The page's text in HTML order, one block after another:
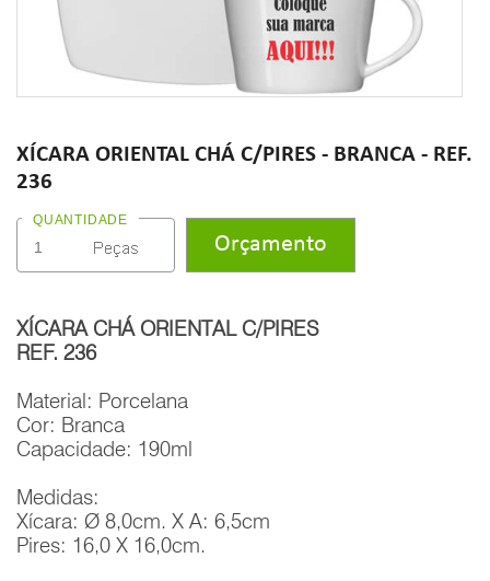
XÍCARA ORIENTAL CHÁ C/PIRES - BRANCA - REF.
236
QUANTIDADE
XÍCARA CHÁ ORIENTAL C/PIRES
REF. 236
Material: Porcelana
Cor: Branca
Capacidade: 190ml
Medidas:
Xícara: Ø 8,0cm. X A: 6,5cm
Pires: 16,0 X 16,0cm.